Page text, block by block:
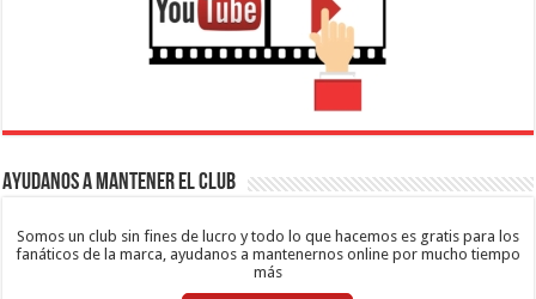
Ayudanos a mantener el club
Somos un club sin fines de lucro y todo lo que hacemos es gratis para los
fanáticos de la marca, ayudanos a mantenernos online por mucho tiempo
más